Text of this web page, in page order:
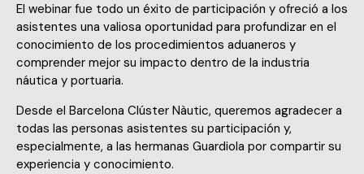
El webinar fue todo un éxito de participación y ofreció a los
asistentes una valiosa oportunidad para profundizar en el
conocimiento de los procedimientos aduaneros y
comprender mejor su impacto dentro de la industria
náutica y portuaria.
Desde el Barcelona Clúster Nàutic, queremos agradecer a
todas las personas asistentes su participación y,
especialmente, a las hermanas Guardiola por compartir su
experiencia y conocimiento.